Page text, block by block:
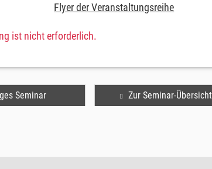
Flyer der Veranstaltungsreihe
ist nicht erforderlich.
Seminar Zur Seminar-Übersicht